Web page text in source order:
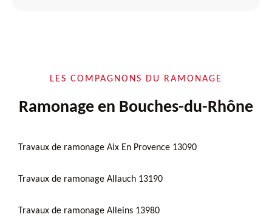
LES COMPAGNONS DU RAMONAGE
Ramonage en Bouches-du-Rhône
Travaux de ramonage Aix En Provence 13090
Travaux de ramonage Allauch 13190
Travaux de ramonage Alleins 13980